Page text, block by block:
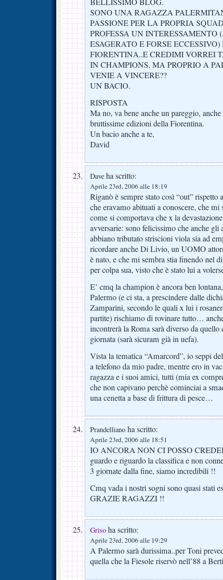
BELLISSIMO BLOG.
SONO UNA RAGAZZA
PASSIONE PER LA PROPRIA
PROFESSA UN
ESAGERATO E FORSE
FIORENTINA..E CREDIMI VORREI
IN CHAMPIONS, MA PROPRIO A
VENIE A VINCERE??
UN BACIO.
RISPOSTA
Ma no, va bene anche un pareggio,
bruttissime edizioni della Fiorentina.
Un bacio anche a te,
David
Dave ha scritto:
Aprile 23rd, 2006 alle 18:19
Riganò è sempre stato così “out”
che eravamo abituati a conoscere, che
come si comportava che x la
avversarie: sono felicissimo che anche
abbiano tributato striscioni viola sia ad
ricordare anche Di Livio, un UOMO
è nato, e che mi sembra stia finendo nel
per colpa sua, visto che è stato lui a
E’ cmq la champion è ancora ben
Palermo (e ci sta, a prescindere dalle
Zamparini, secondo le quali x lui i
partite) rischiamo di rovinare tutto…
incontrerà la Roma sarà diverso da
giornata (sarà sicuram già in uefa).
Vista la tematica “Amarcord”, io seppi
a telefono da mio padre, mentre ero in
ragazza e i suoi amici, tutti (mia ex
che non capivano perchè cominciai a
una cenetta a base di frittura di pesce…
Prandelliano ha scritto:
Aprile 23rd, 2006 alle 18:51
IO ANCORA NON CI POSSO
guardo e riguardo la classifica e non
3 giornate dalla fine, siamo incredibili !!
Cmq vada i nostri sogni sono quasi stati
GRAZIE RAGAZZI !!
Griso ha scritto:
Aprile 23rd, 2006 alle 19:29
A Palermo sarà durissima..per Toni
quella che la Fiesole riservò nell’88 a Berti